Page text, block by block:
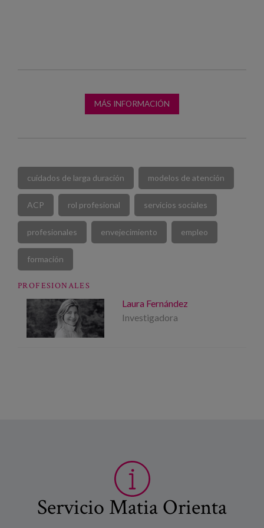
MÁS INFORMACIÓN
cuidados de larga duración modelos de atención
ACP rol profesional servicios sociales
profesionales envejecimiento empleo
formación
PROFESIONALES
Laura Fernández
Investigadora
Servicio Matia Orienta